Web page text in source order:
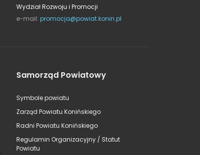
Wydział Rozwoju i Promocji
e-mail: promocja@powiat.konin.pl
Samorząd Powiatowy
Symbole powiatu
Zarząd Powiatu Konińskiego
Radni Powiatu Konińskiego
Regulamin Organizacyjny / Statut
Powiatu